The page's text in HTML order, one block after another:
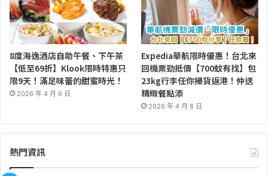
8度海逸酒店自助午餐、下午茶
【低至69折】Klook限時特惠只
限9天！滿足味蕾的甜蜜時光！
2026 年 4 月 6 日
Expedia華航限時優惠！台北來
回機票勁抵價【700蚊有找】包
23kg行李任你掃貨返港！仲送
精緻餐點添
2026 年 4 月 8 日
熱門資訊